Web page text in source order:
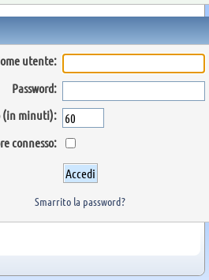
utente:
Password:
(in minuti):
connesso:
Smarrito la password?